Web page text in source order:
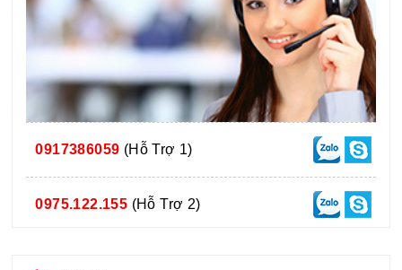
0917386059 (Hỗ Trợ 1)
0975.122.155 (Hỗ Trợ 2)